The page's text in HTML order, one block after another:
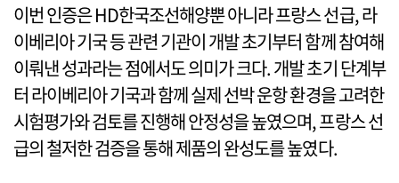
이번 인증은 HD한국조선해양뿐 아니라 프랑스 선급, 라
이베리아 기국 등 관련 기관이 개발 초기부터 함께 참여해
이뤄낸 성과라는 점에서도 의미가 크다. 개발 초기 단계부
터 라이베리아 기국과 함께 실제 선박 운항 환경을 고려한
시험평가와 검토를 진행해 안정성을 높였으며, 프랑스 선
급의 철저한 검증을 통해 제품의 완성도를 높였다.